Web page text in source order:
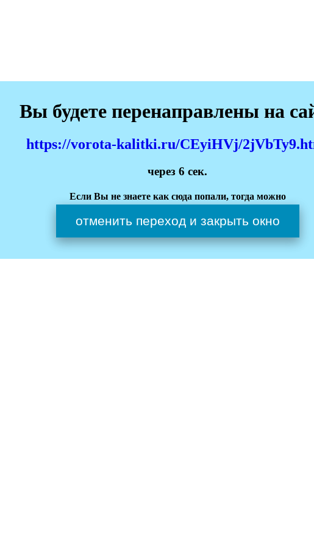
Вы будете перенаправлены на
https://vorota-kalitki.ru/CEyiHVj/
через 6 сек.
Если Вы не знаете как сюда попали, тогда можно
отменить переход и закрыть окно